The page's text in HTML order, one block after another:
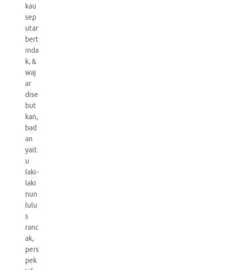
kau
sep
utar
bert
inda
k, &
waj
ar
dise
but
kan,
bad
an
yait
u
laki-
laki
nun
lulu
s
ranc
ak,
pers
pek